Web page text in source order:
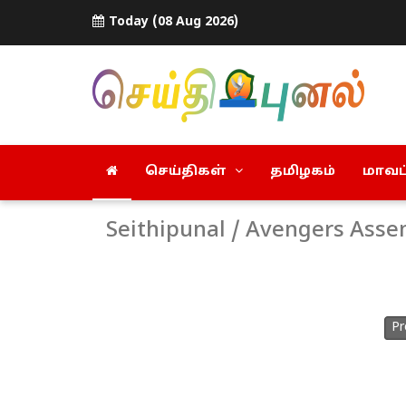
Today (08 Aug 2026)
செய்திகள் தமிழகம்
Seithipunal / Avengers